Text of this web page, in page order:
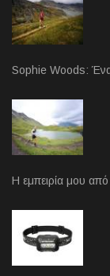
Sophie Woods:
Η εμπειρία μου